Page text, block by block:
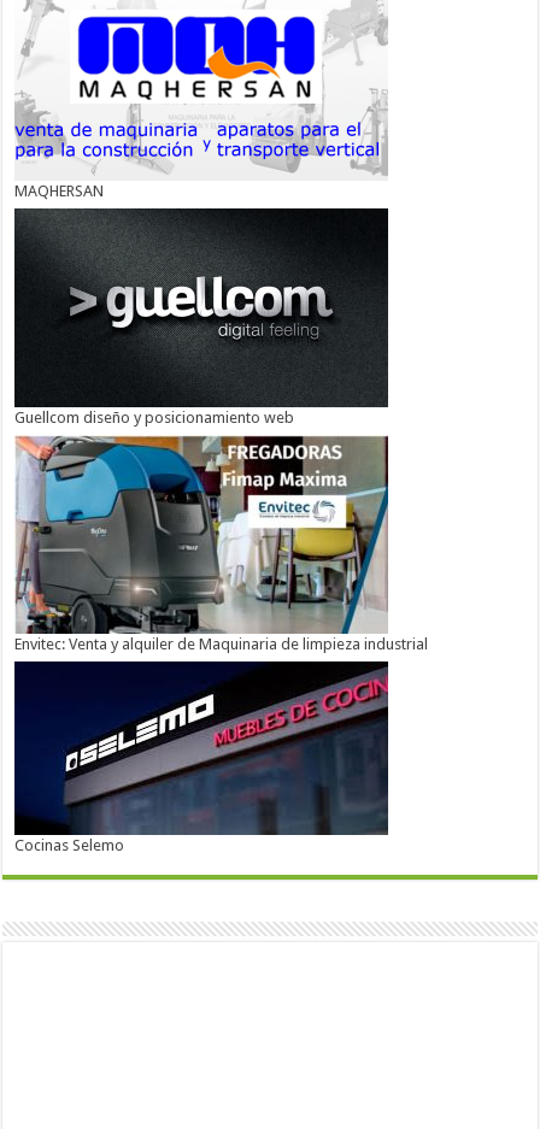
MAQHERSAN
Guellcom diseño y posicionamiento web
Envitec: Venta y alquiler de Maquinaria de limpieza industrial
Cocinas Selemo